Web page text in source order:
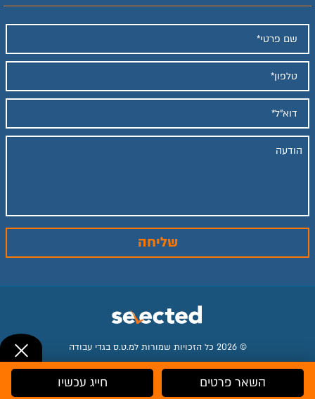
השאר פרטים חייג עכשיו
© 2026 כל הזכויות שמורות למ.ט.ס בגדי עבודה